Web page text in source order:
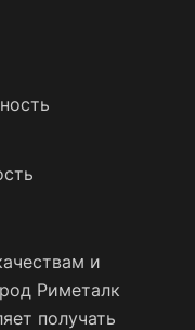
и
Риметалк
получать